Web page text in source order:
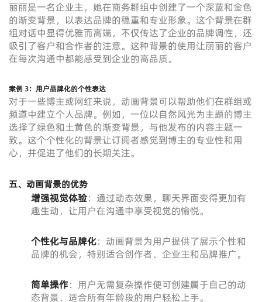
丽丽是一名企业主，她在商务群组中创建了一个深蓝和金色
的渐变背景，以表达品牌的稳重和专业形象。这个背景在群
组对话中显得优雅而高端，不仅传达了企业的品牌调性，还
吸引了客户和合作者的注意。这种背景的使用让丽丽的客户
在每次沟通中都能感受到企业的高品质。
案例 3：用户品牌化的个性表达
对于一些博主或网红来说，动画背景可以帮助他们在群组或
频道中建立个人品牌。例如，一位以自然风光为主题的博主
选择了绿色和土黄色的渐变背景，与他发布的内容主题一
致。这个个性化的背景让订阅者感觉到博主的专业性和用
心，并促进了他们的长期关注。
五、动画背景的优势
增强视觉体验：通过动态效果，聊天界面变得更加有
趣生动，让用户在沟通中享受视觉的愉悦。
个性化与品牌化：动画背景为用户提供了展示个性和
品牌的机会，特别适合创作者、企业主和品牌推广。
简单操作：用户无需复杂操作便可创建属于自己的动
态背景，适合所有年龄段的用户轻松上手。